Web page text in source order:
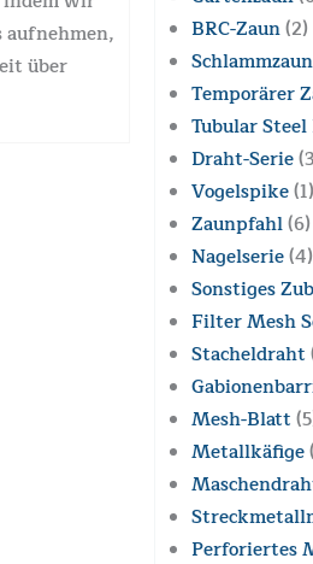
aufnehmen,
über
BRC-Zaun(2)
Schlammzaun
Temporärer
Tubular Steel
Draht-Serie
Vogelspike(1)
Zaunpfahl(6)
Nagelserie(4)
Sonstiges
Filter Mesh
Stacheldraht
Mesh-Blatt
Metallkäfige
Perforiertes